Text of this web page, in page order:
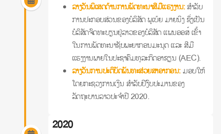
ລາງວັນພິເສດດ້ານການພັດທະນາສີມືແຮງງານ:ສໍາລັບ
ການປະກອບສ່ວນຂອງບໍລິສັດ ພູເບ້ຍ ມາຍນິງ ຊຶ່ງເປັນ
ບໍລິສັດຈົດທະບຽນຢູ່ລາວຂອງບໍລິສັດ ແພນອອສ໌ ເຂົ້າ
ໃນການພັດທະນາຊັບພະຍາກອນມະນຸດ ແລະ ສີມື
ແຮງງານພາຍໃນປະຊາຄົມທຸລະກິດອາຊຽນ (AEC).
ລາງວັນການປະຕິບັດພັນທະສ່ວຍສາອາກອນ: ມອບໃຫ້
ໂດຍກະຊວງການເງິນ ສໍາລັບປີງົບປະມານຂອງ
ລັດຖະບານລາວປະຈໍາປີ 2020.
2020